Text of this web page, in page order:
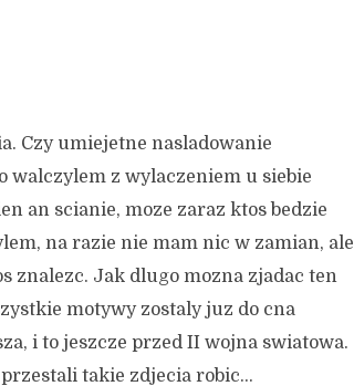
Czy umiejetne nasladowanie
walczylem z wylaczeniem u siebie
an scianie, moze zaraz ktos bedzie
na razie nie mam nic w zamian, ale
znalezc. Jak dlugo mozna zjadac ten
motywy zostaly juz do cna
i to jeszcze przed II wojna swiatowa.
takie zdjecia robic…